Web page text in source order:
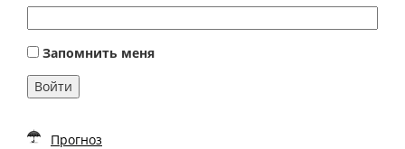
Запомнить меня
Войти
Прогноз